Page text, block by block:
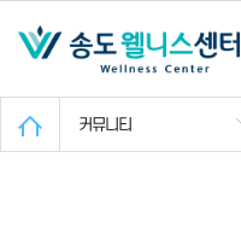
커뮤니티